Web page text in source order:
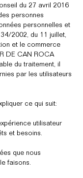
du 27 avril 2016
personnes
personnelles et
2002, du 11 juillet,
et le commerce
DE CAN ROCA
du traitement, il
par les utilisateurs
ce qui suit:
utilisateur
et besoins.
que nous
faisons.